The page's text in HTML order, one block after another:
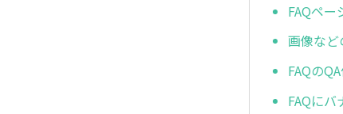
FAQペ
画像な
FAQの
FAQに